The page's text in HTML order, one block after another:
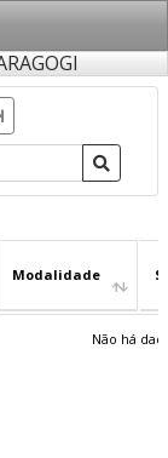
Modalidade
Não há